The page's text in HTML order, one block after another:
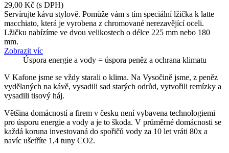
29,00 Kč (s DPH)
Servírujte kávu stylově. Pomůže vám s tím speciální lžička k latte
macchiato, která je vyrobena z chromované nerezavějící oceli.
Lžičku nabízíme ve dvou velikostech o délce 225 mm nebo 180
mm.
Zobrazit víc
Úspora energie a vody = úspora peněz a ochrana klimatu
V Kafone jsme se vždy starali o klima. Na Vysočině jsme, z peněz
vydělaných na kávě, vysadili sad starých odrůd, vytvořili remízky a
vysadili tisový háj.
Většina domácností a firem v česku není vybavena technologiemi
pro úsporu energie a vody a je to škoda. V průměrné domácnosti se
každá koruna investovaná do spořičů vody za 10 let vráti 80x a
navíc ušetříte 1,4 tuny CO2.